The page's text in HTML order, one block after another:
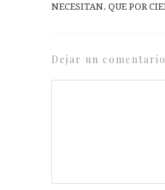
NECESITAN. QUE POR
Dejar un comentario